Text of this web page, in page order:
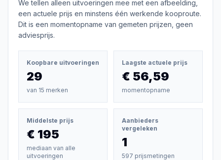
We tellen alleen uitvoeringen mee met een afbeelding,
een actuele prijs en minstens één werkende kooproute.
Dit is een momentopname van gemeten prijzen, geen
adviesprijs.
Koopbare uitvoeringen
29
van 15 merken
Laagste actuele prijs
€ 56,59
momentopname
Middelste prijs
€ 195
mediaan van alle
uitvoeringen
Aanbieders
vergeleken
1
597 prijsmetingen